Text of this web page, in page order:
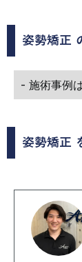
姿勢矯正
- 施術事例
姿勢矯正